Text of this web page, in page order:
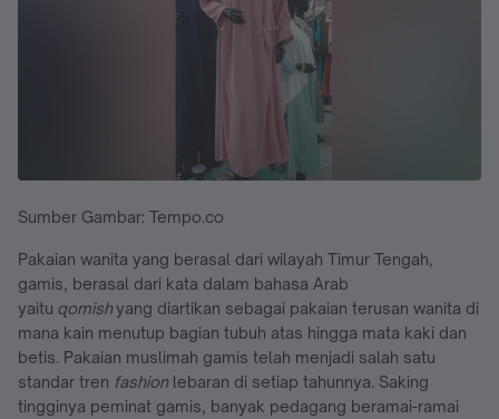
Sumber Gambar: Tempo.co
Pakaian wanita yang berasal dari wilayah Timur Tengah,
gamis, berasal dari kata dalam bahasa Arab
yaitu qomishyang diartikan sebagai pakaian terusan wanita di
mana kain menutup bagian tubuh atas hingga mata kaki dan
betis. Pakaian muslimah gamis telah menjadi salah satu
standar tren fashionlebaran di setiap tahunnya. Saking
tingginya peminat gamis, banyak pedagang beramai-ramai